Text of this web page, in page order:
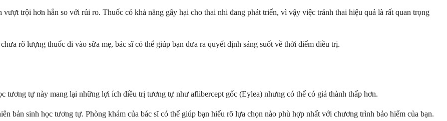
trội hơn hẳn so với rủi ro. Thuốc có khả năng gây hại cho thai nhi đang phát triển, vì vậy việc tránh thai hiệu quả là rất quan trọng
rõ lượng thuốc đi vào sữa mẹ, bác sĩ có thể giúp bạn đưa ra quyết định sáng suốt về thời điểm điều trị.
tương tự này mang lại những lợi ích điều trị tương tự như aflibercept gốc (Eylea) nhưng có thể có giá thành thấp hơn.
bản sinh học tương tự. Phòng khám của bác sĩ có thể giúp bạn hiểu rõ lựa chọn nào phù hợp nhất với chương trình bảo hiểm của bạn.